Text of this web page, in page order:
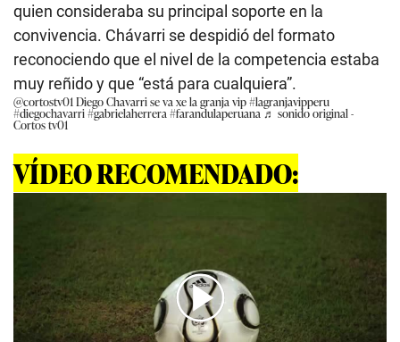
quien consideraba su principal soporte en la
convivencia. Chávarri se despidió del formato
reconociendo que el nivel de la competencia estaba
muy reñido y que “está para cualquiera”.
@cortostv01 Diego Chavarri se va xe la granja vip#lagranjavipperu
#diegochavarri#gabrielaherrera #farandulaperuana ♬ sonido original -
Cortos tv01
VÍDEO RECOMENDADO: